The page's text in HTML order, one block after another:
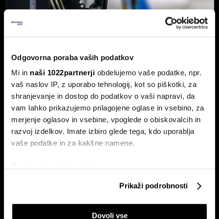
Odgovorna poraba vaših podatkov
Mi in naši 1022partnerji obdelujemo vaše podatke, npr.
vaš naslov IP, z uporabo tehnologij, kot so piškotki, za
shranjevanje in dostop do podatkov o vaši napravi, da
vam lahko prikazujemo prilagojene oglase in vsebino, za
merjenje oglasov in vsebine, vpoglede o obiskovalcih in
razvoj izdelkov. Imate izbiro glede tega, kdo uporablja
vaše podatke in za kakšne namene.
Identificirati napravo z aktivnim preverjanjem
lastnosti (odčitavanje prstnih odtisov)
Prikaži podrobnosti
Dovoli vse
Od kod prihaja dizel v Slovenijo in ali
bo cena še naprej rasla
Od začetka leta se je sod surove nafte brent podražil za
več kot 30 odstotkov. A potrošniki na bencinskih črpalkah
ne kupujejo surove nafte, temveč njihove derivate.
ETF-tekma Hrvatov in Slovencev
Nas čaka draga kurilna sezona?